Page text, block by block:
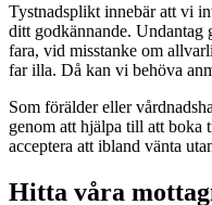
Tystnadsplikt innebär att vi
ditt godkännande. Undantag
fara, vid misstanke om
far illa. Då kan vi behöva
Som förälder eller
genom att hjälpa till att boka
acceptera att ibland vänta
Hitta våra